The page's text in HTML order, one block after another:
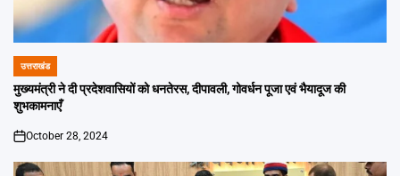
POSTED
IN
उत्तराखंड
मुख्यमंत्री ने दी प्रदेशवासियों को धनतेरस, दीपावली, गोवर्धन पूजा एवं भैयादूज की
शुभकामनाएँ
on
October 28, 2024